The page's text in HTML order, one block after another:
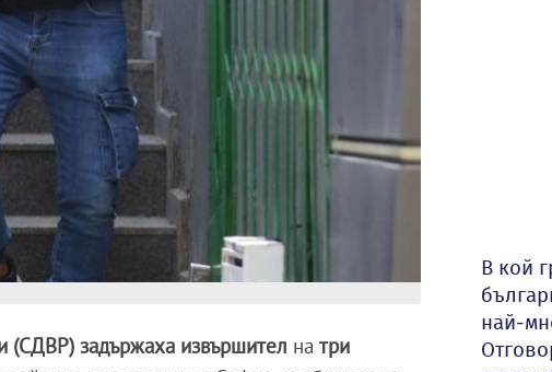
(СДВР) задържаха извършител натри
В кой
най-